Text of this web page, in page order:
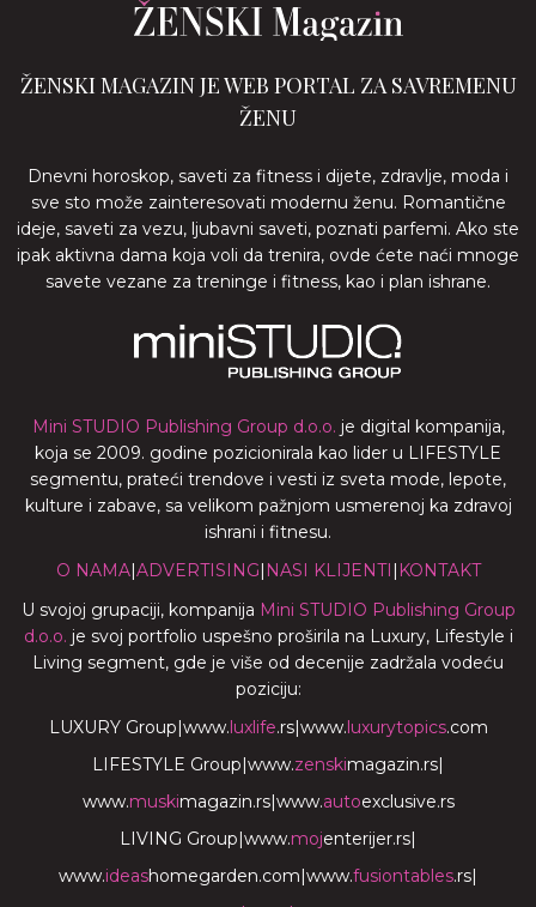
ŽENSKI MAGAZIN JE WEB PORTAL ZA SAVREMENU
ŽENU
Dnevni horoskop, saveti za fitness i dijete, zdravlje, moda i
sve sto može zainteresovati modernu ženu. Romantične
ideje, saveti za vezu, ljubavni saveti, poznati parfemi. Ako ste
ipak aktivna dama koja voli da trenira, ovde ćete naći mnoge
savete vezane za treninge i fitness, kao i plan ishrane.
Mini STUDIO Publishing Group d.o.o. je digital kompanija,
koja se 2009. godine pozicionirala kao lider u LIFESTYLE
segmentu, prateći trendove i vesti iz sveta mode, lepote,
kulture i zabave, sa velikom pažnjom usmerenoj ka zdravoj
ishrani i fitnesu.
O NAMA|ADVERTISING| NASI KLIJENTI | KONTAKT
U svojoj grupaciji, kompanija Mini STUDIO Publishing Group
d.o.o. je svoj portfolio uspešno proširila na Luxury, Lifestyle i
Living segment, gde je više od decenije zadržala vodeću
poziciju:
LUXURY Group|www.luxlife.rs|www.luxurytopics.com
LIFESTYLE Group|www.zenskimagazin.rs|
www.muskimagazin.rs|www.autoexclusive.rs
LIVING Group|www.mojenterijer.rs|
www.ideashomegarden.com|www.fusiontables.rs|